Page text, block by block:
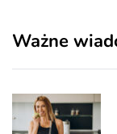
Ważne